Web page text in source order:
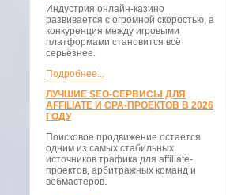
Индустрия онлайн-казино
развивается с огромной скоростью, а
конкуренция между игровыми
платформами становится всё
серьёзнее.
Подробнее...
ЛУЧШИЕ SEO-СЕРВИСЫ ДЛЯ
AFFILIATE И CPA-ПРОЕКТОВ В 2026
ГОДУ
Поисковое продвижение остается
одним из самых стабильных
источников трафика для affiliate-
проектов, арбитражных команд и
вебмастеров.